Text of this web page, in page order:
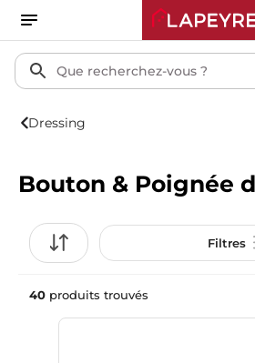
Dressing
Bouton & Poignée
Filtres
40 produits trouvés